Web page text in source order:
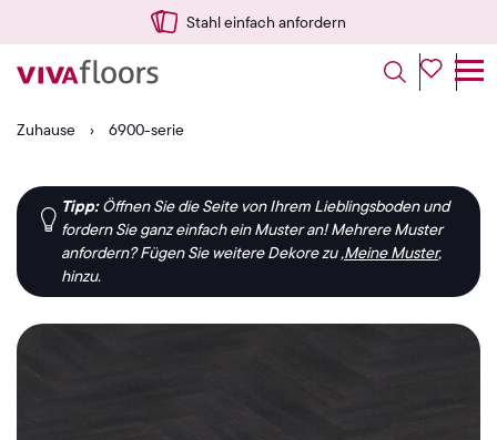
Stahl einfach anfordern
Zuhause › 6900-serie
Tipp:Öffnen Sie die Seite von Ihrem Lieblingsboden und
fordern Sie ganz einfach ein Muster an! Mehrere Muster
anfordern?Fügen Sie weitere Dekore zu ‚Meine Muster‚
hinzu.